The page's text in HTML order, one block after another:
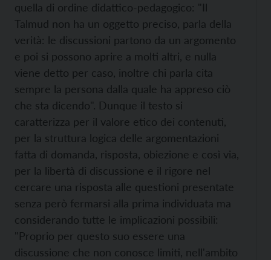
quella di ordine didattico-pedagogico: "Il
Talmud non ha un oggetto preciso, parla della
verità: le discussioni partono da un argomento
e poi si possono aprire a molti altri, e nulla
viene detto per caso, inoltre chi parla cita
sempre la persona dalla quale ha appreso ciò
che sta dicendo". Dunque il testo si
caratterizza per il valore etico dei contenuti,
per la struttura logica delle argomentazioni
fatta di domanda, risposta, obiezione e così via,
per la libertà di discussione e il rigore nel
cercare una risposta alle questioni presentate
senza però fermarsi alla prima individuata ma
considerando tutte le implicazioni possibili:
"Proprio per questo suo essere una
discussione che non conosce limiti, nell'ambito